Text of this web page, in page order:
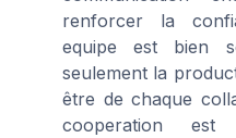
renforcer la
equipe est bien
seulement la
être de chaque
cooperation est